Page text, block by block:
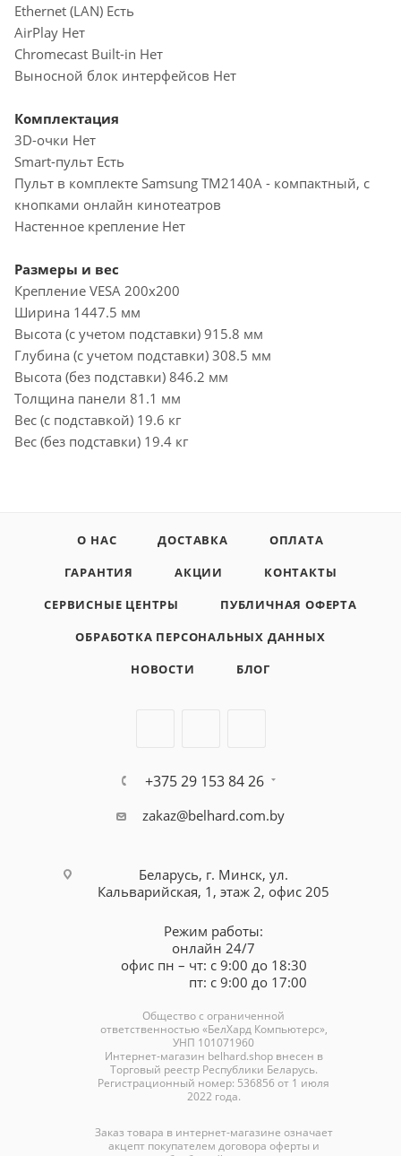
Ethernet (LAN) Есть
AirPlay Нет
Chromecast Built-in Нет
Выносной блок интерфейсов Нет
Комплектация
3D-очки Нет
Smart-пульт Есть
Пульт в комплекте Samsung TM2140A - компактный, с
кнопками онлайн кинотеатров
Настенное крепление Нет
Размеры и вес
Крепление VESA 200x200
Ширина 1447.5 мм
Высота (с учетом подставки) 915.8 мм
Глубина (с учетом подставки) 308.5 мм
Высота (без подставки) 846.2 мм
Толщина панели 81.1 мм
Вес (с подставкой) 19.6 кг
Вес (без подставки) 19.4 кг
О НАС ДОСТАВКА
ОПЛАТА
ГАРАНТИЯ
АКЦИИ
КОНТАКТЫ
СЕРВИСНЫЕ ЦЕНТРЫ
ПУБЛИЧНАЯ ОФЕРТА
ОБРАБОТКА ПЕРСОНАЛЬНЫХ ДАННЫХ
НОВОСТИ
БЛОГ
+375 29 153 84 26
zakaz@belhard.com.by
Беларусь, г. Минск, ул.
Кальварийская, 1, этаж 2, офис 205
Режим работы:
онлайн 24/7
офис пн – чт: с 9:00 до 18:30
пт: с 9:00 до 17:00
Общество с ограниченной
ответственностью «БелХард Компьютерс»,
УНП 101071960
Интернет-магазин belhard.shopвнесен в
Торговый реестр Республики Беларусь.
Регистрационный номер: 536856 от 1 июля
2022 года.
Заказ товара в интернет-магазине означает
акцепт покупателем договора оферты и